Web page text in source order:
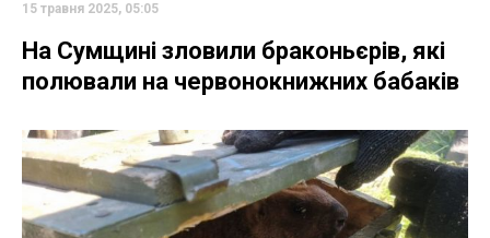
15 травня 2025, 05:05
На Сумщині зловили браконьєрів, які
полювали на червонокнижних бабаків